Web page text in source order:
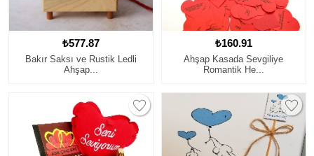
₺577.87
Bakır Saksı ve Rustik Ledli
Ahşap...
₺160.91
Ahşap Kasada Sevgiliye
Romantik He...